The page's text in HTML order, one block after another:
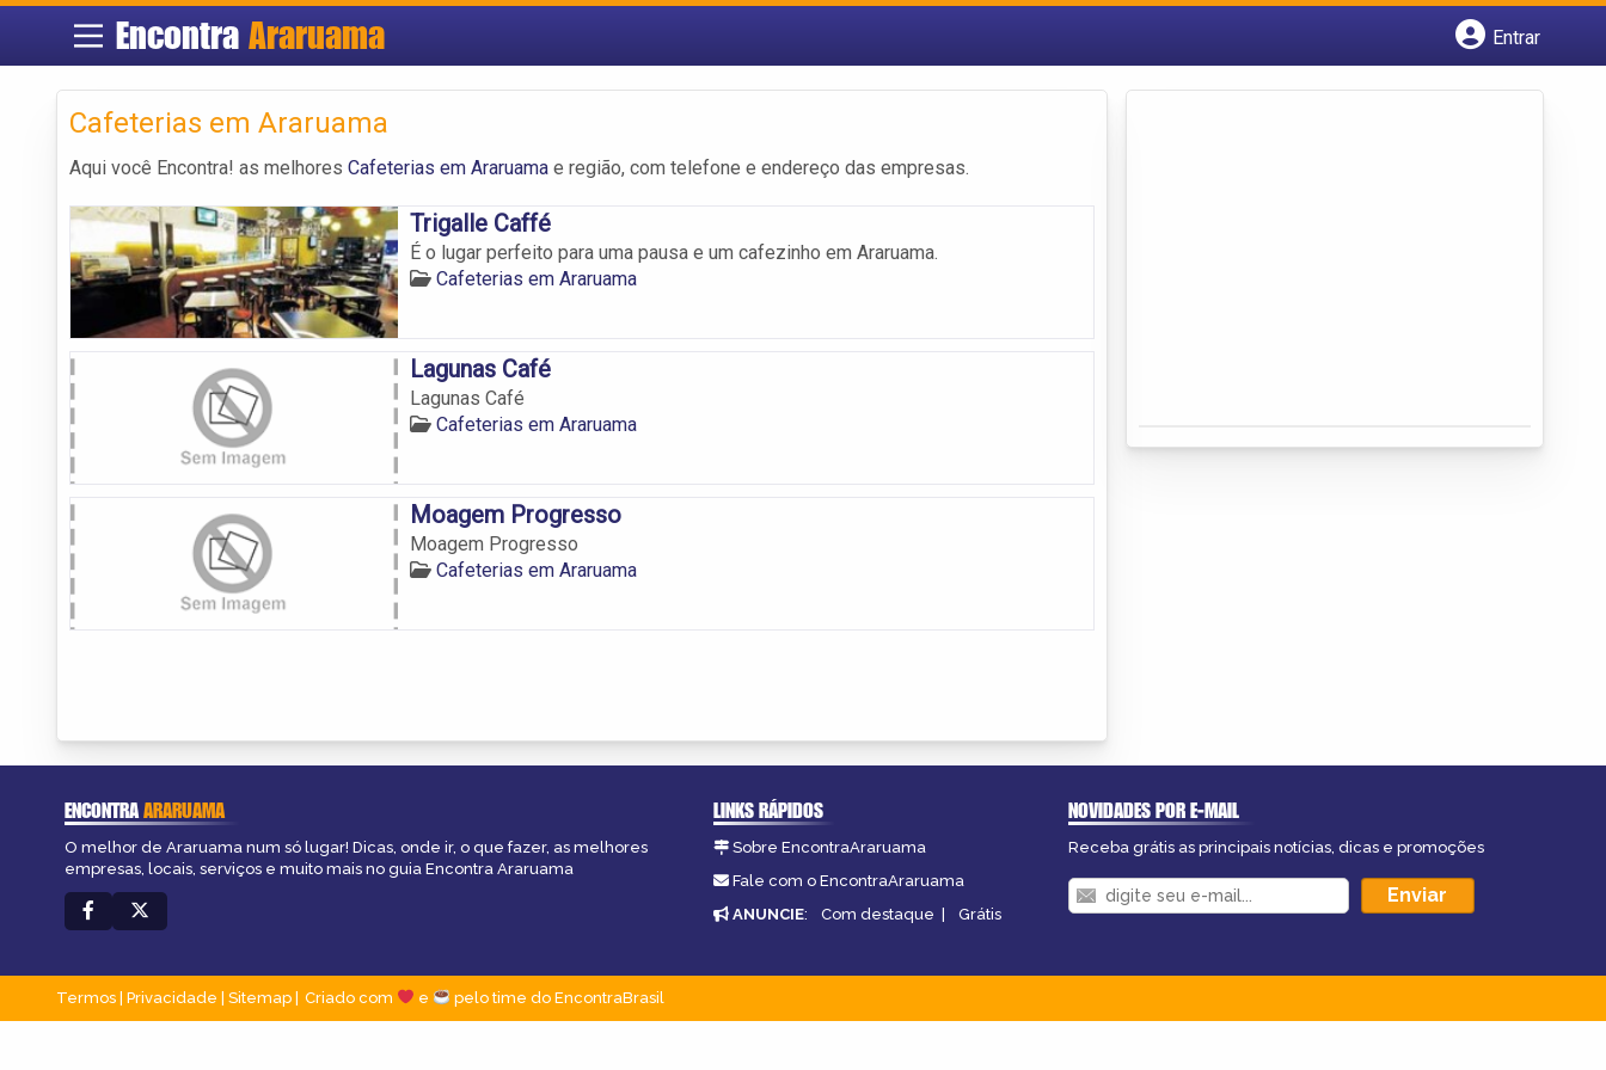
EncontraAraruama
Entrar
Cafeterias em Araruama
Aqui você Encontra! as melhores Cafeterias em Araruama e região, com telefone e endereço das empresas.
Trigalle Caffé
É o lugar perfeito para uma pausa e um cafezinho em Araruama.
Cafeterias em Araruama
Lagunas Café
Lagunas Café
Cafeterias em Araruama
Moagem Progresso
Moagem Progresso
Cafeterias em Araruama
ENCONTRAARARUAMA
O melhor de Araruama num só lugar! Dicas, onde ir, o que fazer, as melhores
empresas, locais, serviços e muito mais no guia Encontra Araruama
LINKS RÁPIDOS
Sobre EncontraAraruama
Fale com o EncontraAraruama
ANUNCIE: Com destaque | Grátis
NOVIDADES POR E-MAIL
Receba grátis as principais notícias, dicas e promoções
Termos Privacidade Sitemap Criado com e pelo time do EncontraBrasil